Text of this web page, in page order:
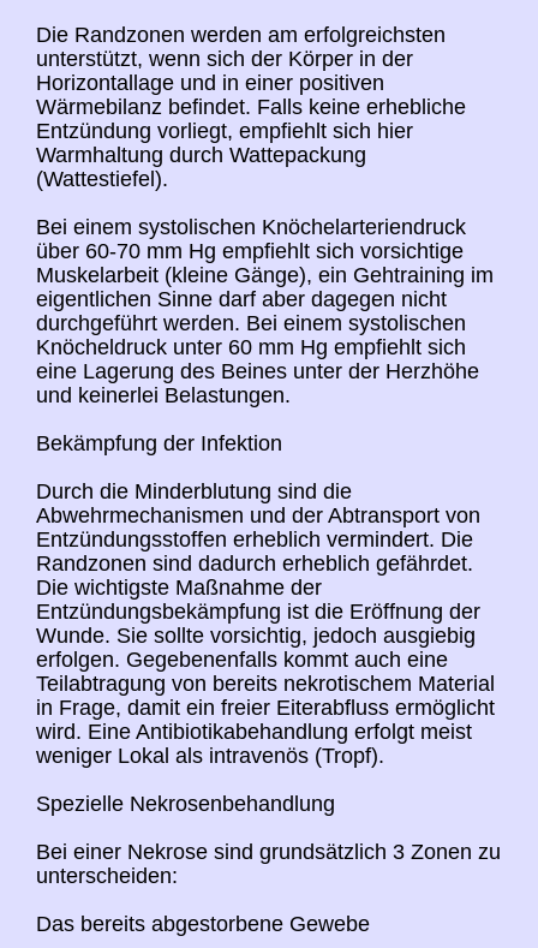
Die Randzonen werden am erfolgreichsten
unterstützt, wenn sich der Körper in der
Horizontallage und in einer positiven
Wärmebilanz befindet. Falls keine erhebliche
Entzündung vorliegt, empfiehlt sich hier
Warmhaltung durch Wattepackung
(Wattestiefel).
Bei einem systolischen Knöchelarteriendruck
über 60-70 mm Hg empfiehlt sich vorsichtige
Muskelarbeit (kleine Gänge), ein Gehtraining im
eigentlichen Sinne darf aber dagegen nicht
durchgeführt werden. Bei einem systolischen
Knöcheldruck unter 60 mm Hg empfiehlt sich
eine Lagerung des Beines unter der Herzhöhe
und keinerlei Belastungen.
Bekämpfung der Infektion
Durch die Minderblutung sind die
Abwehrmechanismen und der Abtransport von
Entzündungsstoffen erheblich vermindert. Die
Randzonen sind dadurch erheblich gefährdet.
Die wichtigste Maßnahme der
Entzündungsbekämpfung ist die Eröffnung der
Wunde. Sie sollte vorsichtig, jedoch ausgiebig
erfolgen. Gegebenenfalls kommt auch eine
Teilabtragung von bereits nekrotischem Material
in Frage, damit ein freier Eiterabfluss ermöglicht
wird. Eine Antibiotikabehandlung erfolgt meist
weniger Lokal als intravenös (Tropf).
Spezielle Nekrosenbehandlung
Bei einer Nekrose sind grundsätzlich 3 Zonen zu
unterscheiden:
Das bereits abgestorbene Gewebe